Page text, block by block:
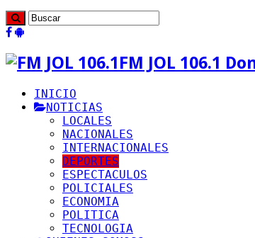
FM JOL 106.1
INICIO
NOTICIAS
LOCALES
NACIONALES
INTERNACIONALES
DEPORTES
ESPECTACULOS
POLICIALES
ECONOMIA
POLITICA
TECNOLOGIA